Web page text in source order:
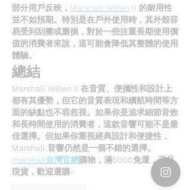
部分用戶反映， Marshall Willen II 的耐用性
並不如預期。特別是在戶外使用時，其外殼容
易受到刮擦或磨損，對於一些注重長期使用價
值的消費者來說，這可能會降低其整體的使用
體驗。
總結
Marshall Willen II 在音質、便攜性和設計上
都有其優勢，但它的音質表現和續航時間等方
面的缺點也不容忽視。如果你是追求細節音效
和長時間使用的消費者，這款音響可能不是最
佳選擇。但如果你重視經典設計和便捷性，
Marshall 音響仍然是一個不錯的選擇。
marshall台灣官網 購物，滿5000免運，正品
現貨，歡迎選購~